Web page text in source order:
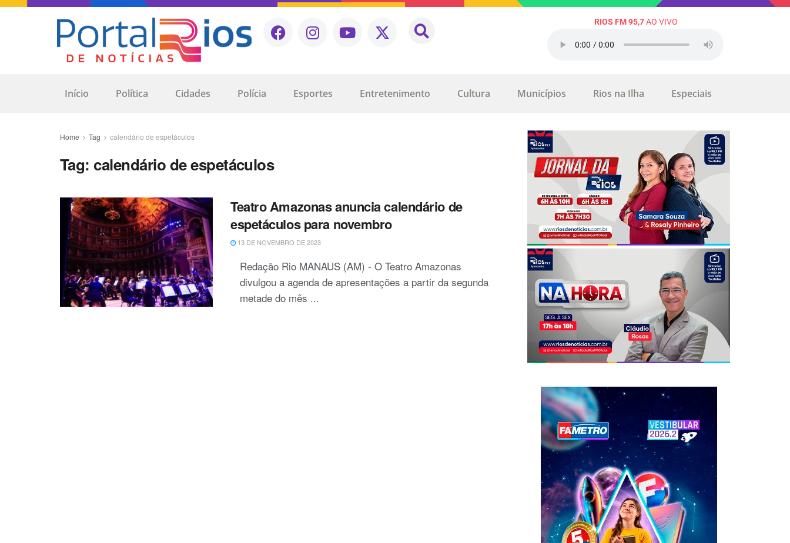
RIOS FM 95,7AO VIVO
Início Política Cidades Polícia Esportes Entretenimento Cultura Municípios Rios na Ilha Especiais
Home Tag calendário de espetáculos
Tag: calendário de espetáculos
Teatro Amazonas anuncia calendário de
espetáculos para novembro
13 DE NOVEMBRO DE 2023
Redação Rio MANAUS (AM) - O Teatro Amazonas
divulgou a agenda de apresentações a partir da segunda
metade do mês ...